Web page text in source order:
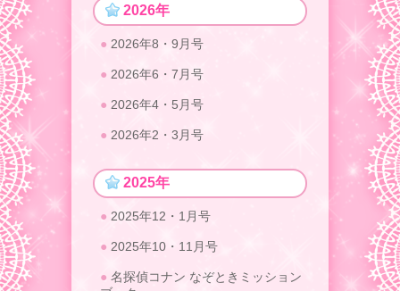
2026年
2026年8・9月号
2026年6・7月号
2026年4・5月号
2026年2・3月号
2025年
2025年12・1月号
2025年10・11月号
名探偵コナン なぞときミッション